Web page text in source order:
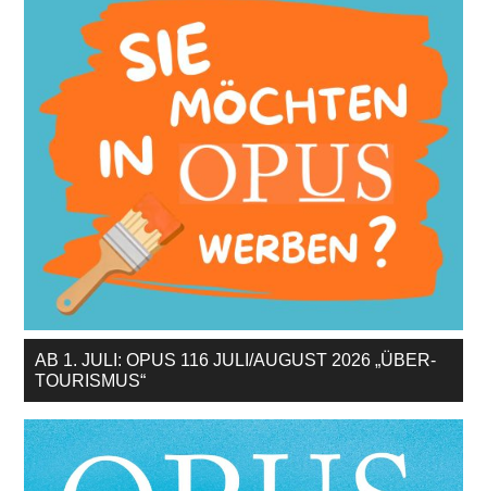
AB 1. JULI: OPUS 116 JULI/AUGUST 2026 „ÜBER-
TOURISMUS“